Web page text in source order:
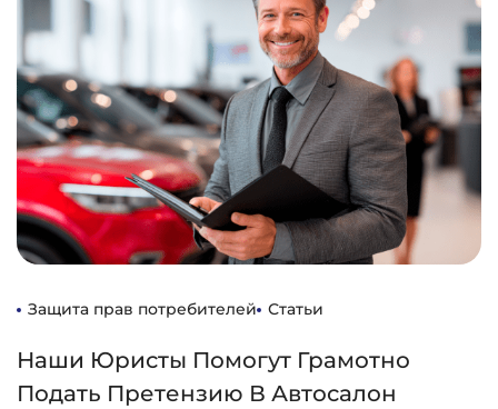
Защита прав потребителей Статьи
Наши Юристы Помогут Грамотно
Подать Претензию В Автосалон